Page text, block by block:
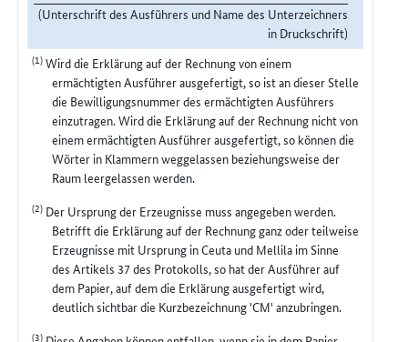
(Unterschrift des Ausführers und Name des Unterzeichners
in Druckschrift)
(1)Wird die Erklärung auf der Rechnung von einem
ermächtigten Ausführer ausgefertigt, so ist an dieser Stelle
die Bewilligungsnummer des ermächtigten Ausführers
einzutragen. Wird die Erklärung auf der Rechnung nicht von
einem ermächtigten Ausführer ausgefertigt, so können die
Wörter in Klammern weggelassen beziehungsweise der
Raum leergelassen werden.
(2) Der Ursprung der Erzeugnisse muss angegeben werden.
Betrifft die Erklärung auf der Rechnung ganz oder teilweise
Erzeugnisse mit Ursprung in Ceuta und Mellila im Sinne
des Artikels 37 des Protokolls, so hat der Ausführer auf
dem Papier, auf dem die Erklärung ausgefertigt wird,
deutlich sichtbar die Kurzbezeichnung 'CM' anzubringen.
(3)